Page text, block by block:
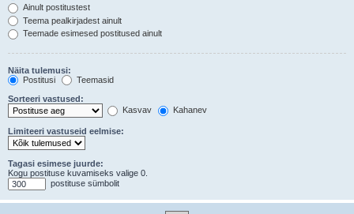
Ainult postitustest
Teema pealkirjadest ainult
Teemade esimesed postitused ainult
Näita tulemusi:
Postitusi
Teemasid
Sorteeri vastused:
Kasvav
Kahanev
Limiteeri vastuseid eelmise:
Tagasi esimese juurde:
Kogu postituse kuvamiseks valige 0.
postituse sümbolit